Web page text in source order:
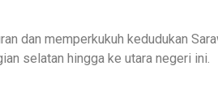
dan memperkukuh kedudukan
selatan hingga ke utara negeri ini.